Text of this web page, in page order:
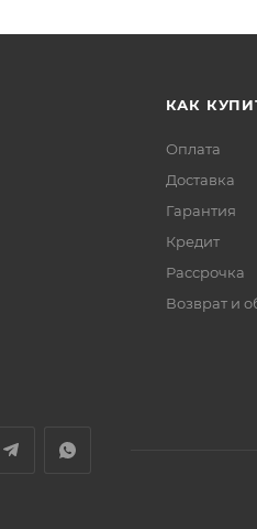
КАК
Оплата
Доставка
Гарантия
Кредит
Рассрочка
Возврат и